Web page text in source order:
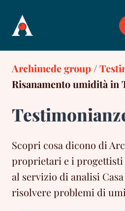
content
Archimede group/
Risanamento umidità in
Scopri cosa dicono di
proprietari e i progettisti
al servizio di analisi
risolvere problemi di